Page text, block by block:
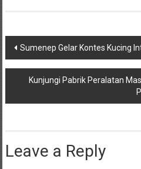
Post
navigation
Sumenep Gelar Kontes Kucing
Kunjungi Pabrik ‎Peralatan
Leave a Reply